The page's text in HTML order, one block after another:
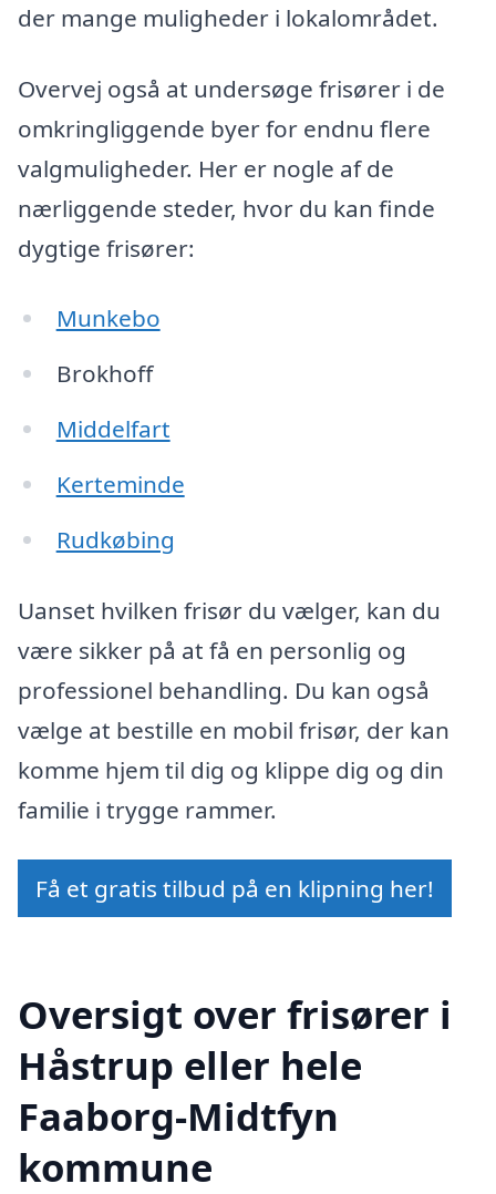
der mange muligheder i lokalområdet.
Overvej også at undersøge frisører i de
omkringliggende byer for endnu flere
valgmuligheder. Her er nogle af de
nærliggende steder, hvor du kan finde
dygtige frisører:
Munkebo
Brokhoff
Middelfart
Kerteminde
Rudkøbing
Uanset hvilken frisør du vælger, kan du
være sikker på at få en personlig og
professionel behandling. Du kan også
vælge at bestille en mobil frisør, der kan
komme hjem til dig og klippe dig og din
familie i trygge rammer.
Få et gratis tilbud på en klipning her!
Oversigt over frisører i
Håstrup eller hele
Faaborg-Midtfyn
kommune